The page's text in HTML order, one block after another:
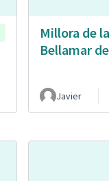
Millora de
Bellamar
Javier